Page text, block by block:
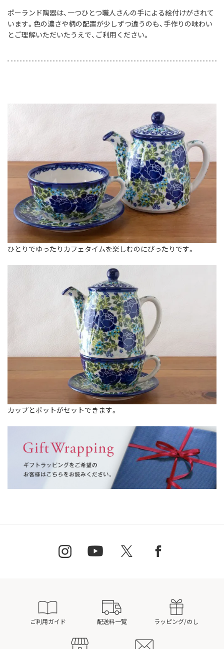
ポーランド陶器は、一つひとつ職人さんの手による絵付けがされて
います。色の濃さや柄の配置が少しずつ違うのも、手作りの味わい
とご理解いただいたうえで、ご利用ください。
ひとりでゆったりカフェタイムを楽しむのにぴったりです。
カップとポットがセットできます。
ご利用ガイド 配送料一覧 ラッピング/のし